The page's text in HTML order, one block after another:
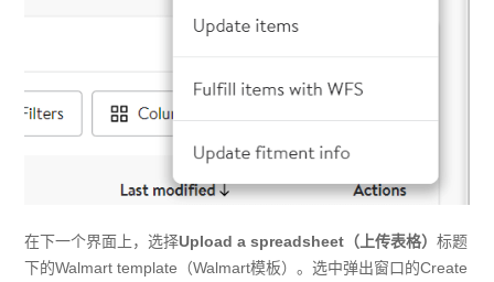
在下一个界面上，选择Upload a spreadsheet（上传表格）标题
下的Walmart template（Walmart模板）。选中弹出窗口的Create